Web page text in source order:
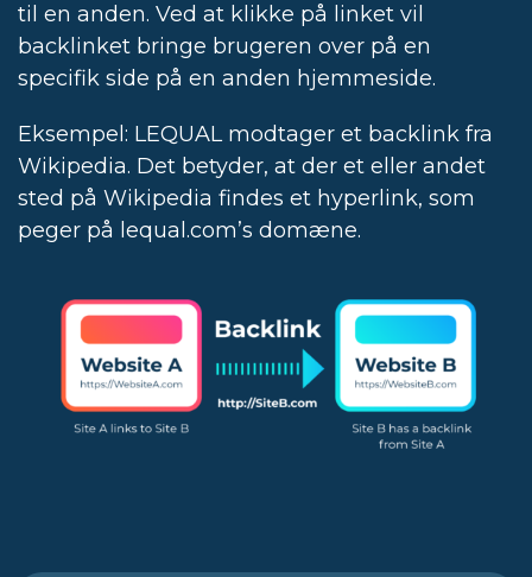
til en anden. Ved at klikke på linket vil
backlinket bringe brugeren over på en
specifik side på en anden hjemmeside.
Eksempel: LEQUAL modtager et backlink fra
Wikipedia. Det betyder, at der et eller andet
sted på Wikipedia findes et hyperlink, som
peger på lequal.com’s domæne.